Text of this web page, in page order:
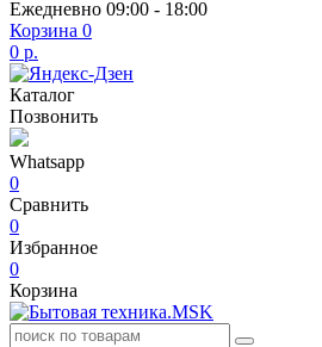
Ежедневно 09:00 - 18:00
Корзина 0
0 р.
Каталог
Позвонить
Whatsapp
0
Сравнить
0
Избранное
0
Корзина